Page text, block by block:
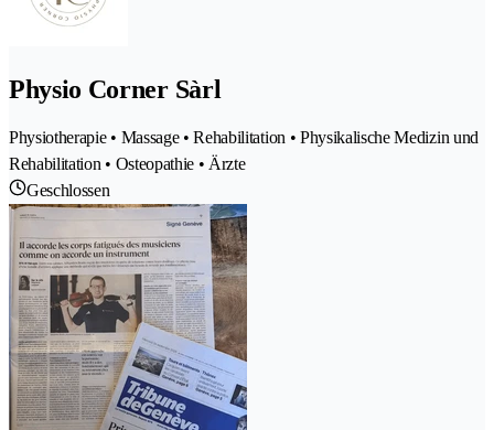
Physio Corner Sàrl
Physiotherapie • Massage • Rehabilitation • Physikalische Medizin und
Rehabilitation • Osteopathie • Ärzte
Geschlossen